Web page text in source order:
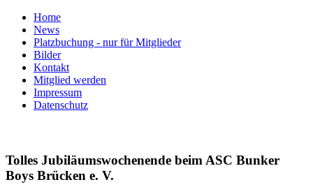
Home
News
Platzbuchung - nur für Mitglieder
Bilder
Kontakt
Mitglied werden
Impressum
Datenschutz
Tolles Jubiläumswochenende beim ASC Bunker
Boys Brücken e. V.